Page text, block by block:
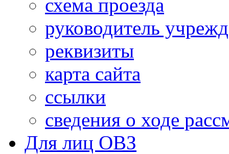
схема проезда
руководитель
реквизиты
карта сайта
ссылки
сведения о ходе
Для лиц ОВЗ